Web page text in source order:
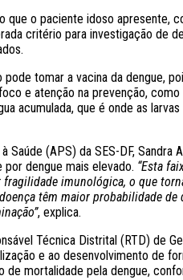
que o paciente idoso apresente,
critério para investigação de
tomar a vacina da dengue,
e atenção na prevenção,
acumulada, que é onde as
Saúde (APS) da SES-DF, Sandra
dengue mais elevado. “Esta
imunológica, o que
têm maior probabilidade
, explica.
Técnica Distrital (RTD) de
e ao desenvolvimento de
mortalidade pela dengue,